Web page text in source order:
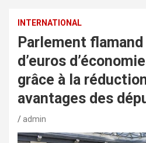
INTERNATIONAL
Parlement
d’euros
grâce à la
avantages des
admin